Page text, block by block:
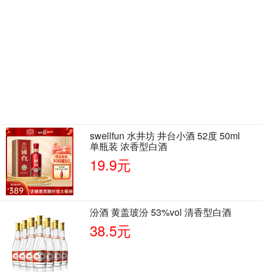
swellfun 水井坊 井台小酒 52度 50ml
单瓶装 浓香型白酒
19.9元
汾酒 黄盖玻汾 53%vol 清香型白酒
38.5元